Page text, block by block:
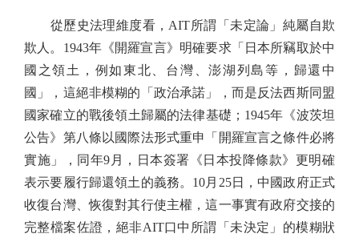
從歷史法理維度看，AIT所謂「未定論」純屬自欺
欺人。1943年《開羅宣言》明確要求「日本所竊取於中
國之領土，例如東北、台灣、澎湖列島等，歸還中
國」，這絕非模糊的「政治承諾」，而是反法西斯同盟
國家確立的戰後領土歸屬的法律基礎；1945年《波茨坦
公告》第八條以國際法形式重申「開羅宣言之條件必將
實施」，同年9月，日本簽署《日本投降條款》更明確
表示要履行歸還領土的義務。10月25日，中國政府正式
收復台灣、恢復對其行使主權，這一事實有政府交接的
完整檔案佐證，絕非AIT口中所謂「未決定」的模糊狀